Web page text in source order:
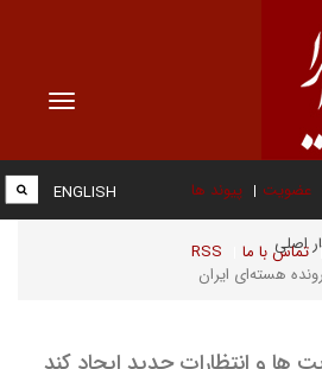
Toggle
عضویت پیوند ها
تماس با ما RSS
ENGLISH
اصلی
هسته‌ای ایران